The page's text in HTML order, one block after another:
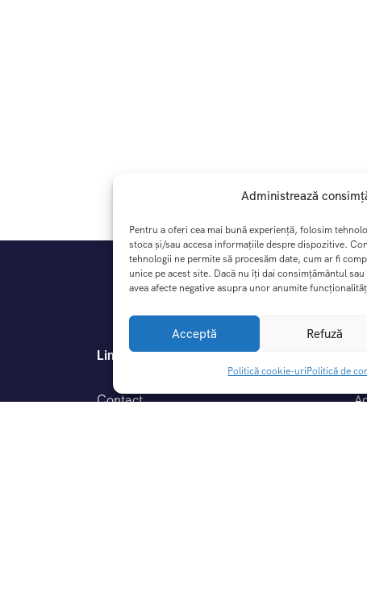
Administrează
Pentru a oferi cea mai bună experiență, folosim
stoca și/sau accesa informațiile despre dispozitive.
tehnologii ne permite să procesăm date, cum ar fi
unice pe acest site. Dacă nu îți dai consimțământul
avea afecte negative asupra unor anumite
Acceptă Refuză
Politică cookie-uriPolitică de
Link-uri Utile
Contact